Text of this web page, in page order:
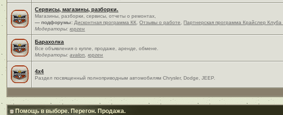
Сервисы, магазины, разборки.
Магазины, разборки, сервисы, отчеты о ремонтах,
— подфорумы: Дисконтная программа КК ,Отзывы о работе Партнерская программа Крайслер
Модераторы:юрген
Барахолка
Все объявления о купле, продаже, аренде, обмене.
Модераторы:avalon ,юрген
4x4
Раздел посвященный полноприводным автомобилям Chrysler, Dodge, JEEP.
Помощь в выборе. Перегон. Продажа.